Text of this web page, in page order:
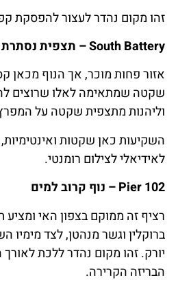
זהו מקום נהדר לעצור להפסקת
South Battery – תצפית נסתרת עם נוף ייחודי
אזור פחות מוכר, אך הנוף מכאן
שקטה שמתאימה לאלו שרוצים
וליהנות מתצפית שקטה על
השקיעות כאן שקטות
לאידיאלי לצילום רומנטי.
Pier 102 – נוף קרוב למים
רציף זה ממוקם בצפון האי ומציע
ברוקלין וגשר מנהטן, לצד מימיו
יורק. זהו מקום נהדר ללכת
הבריזה הקרירה.